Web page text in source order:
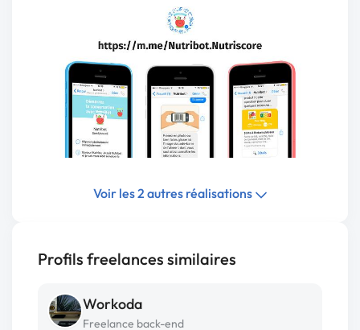
Voir les 2 autres réalisations
Profils freelances similaires
Workoda
Freelance back-end